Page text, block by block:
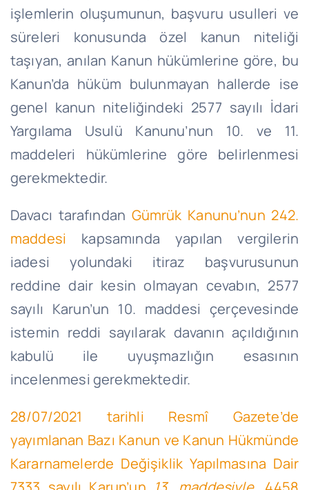
işlemlerin oluşumunun, başvuru usulleri ve
süreleri konusunda özel kanun niteliği
taşıyan, anılan Kanun hükümlerine göre, bu
Kanun’da hüküm bulunmayan hallerde ise
genel kanun niteliğindeki 2577 sayılı İdari
Yargılama Usulü Kanunu’nun 10. ve 11.
maddeleri hükümlerine göre belirlenmesi
gerekmektedir.
Davacı tarafından Gümrük Kanunu’nun 242.
maddesi kapsamında yapılan vergilerin
iadesi yolundaki itiraz başvurusunun
reddine dair kesin olmayan cevabın, 2577
sayılı Karun’un 10. maddesi çerçevesinde
istemin reddi sayılarak davanın açıldığının
kabulü ile uyuşmazlığın esasının
incelenmesi gerekmektedir.
28/07/2021 tarihli Resmî Gazete’de
yayımlanan Bazı Kanun ve Kanun Hükmünde
Kararnamelerde Değişiklik Yapılmasına Dair